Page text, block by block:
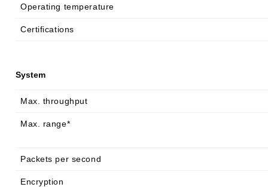
Operating temperature
Certifications
System
Max. throughput
Max. range*
Packets per second
Encryption